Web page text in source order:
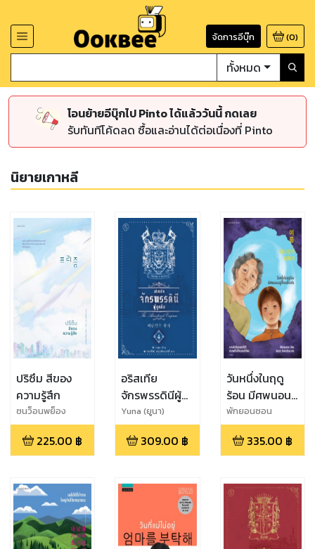
จัดการอีบุ๊ก (0)
ทั้งหมด
โอนย้ายอีบุ๊กไป Pinto ได้แล้ววันนี้ กดเลย
รับทันทีโค้ดลด ซื้อและอ่านได้ต่อเนื่องที่ Pinto
นิยายเกาหลี
ปริซึม สีของ
ความรู้สึก
ซนว็อนพย็อง
225.00 ฿
อริสเทีย
จักรพรรดินีผู้
ถูกลืม เล่ม 4
Yuna (ยูนา)
309.00 ฿
วันหนึ่งในฤดู
ร้อน มีศพนอน
อยู่ที่ไหนสักแห่ง
พักยอนซอน
335.00 ฿